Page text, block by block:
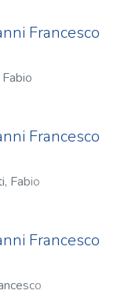
Francesco
Francesco
Fabio
Francesco